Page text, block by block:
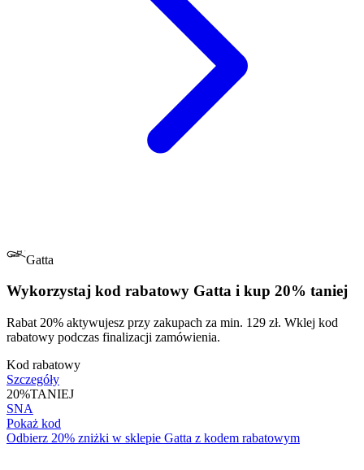
Gatta
Wykorzystaj kod rabatowy Gatta i kup 20% taniej
Rabat 20% aktywujesz przy zakupach za min. 129 zł. Wklej kod
rabatowy podczas finalizacji zamówienia.
Kod rabatowy
Szczegóły
20%TANIEJ
SNA
Pokaż kod
Odbierz 20% zniżki w sklepie Gatta z kodem rabatowym